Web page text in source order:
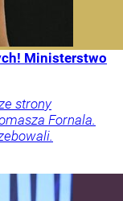
Ministerstwo
strony
Fornala.